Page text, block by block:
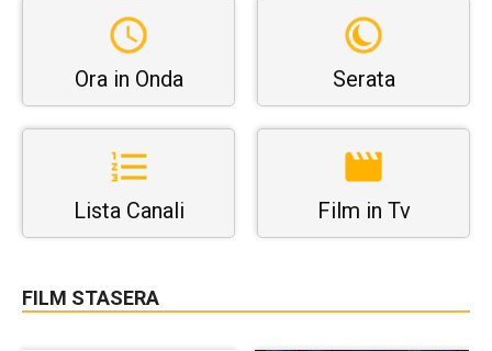
Ora in Onda Serata
Lista Canali Film in Tv
FILM STASERA